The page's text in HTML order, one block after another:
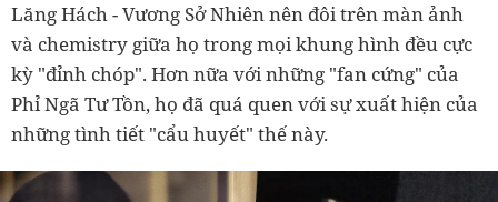
Lăng Hách - Vương Sở Nhiên nên đôi trên màn ảnh
và chemistry giữa họ trong mọi khung hình đều cực
kỳ "đỉnh chóp". Hơn nữa với những "fan cứng" của
Phỉ Ngã Tư Tồn, họ đã quá quen với sự xuất hiện của
những tình tiết "cẩu huyết" thế này.